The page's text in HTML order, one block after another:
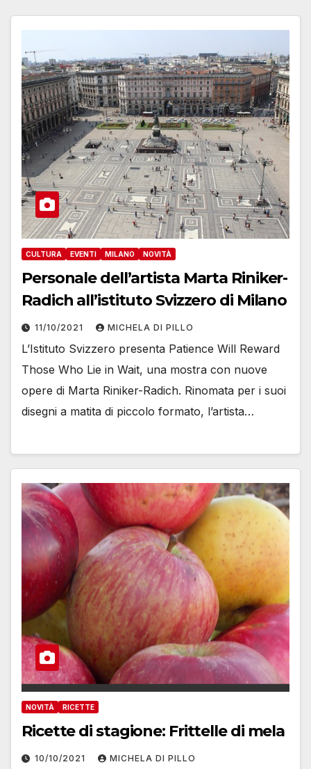
CULTURA EVENTI MILANO NOVITÀ
Personale dell’artista Marta Riniker-
Radich all’istituto Svizzero di Milano
11/10/2021 MICHELA DI PILLO
L’Istituto Svizzero presenta Patience Will Reward
Those Who Lie in Wait, una mostra con nuove
opere di Marta Riniker-Radich. Rinomata per i suoi
disegni a matita di piccolo formato, l’artista…
NOVITÀ RICETTE
Ricette di stagione: Frittelle di mela
10/10/2021 MICHELA DI PILLO